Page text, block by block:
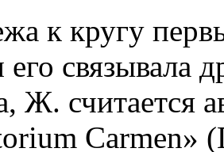
к кругу
связывала
Ж. считается
Carmen»